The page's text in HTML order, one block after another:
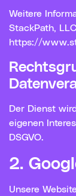
Weitere
StackPath,
https://
Der Dienst
eigenen
DSGVO.
2.
Unsere